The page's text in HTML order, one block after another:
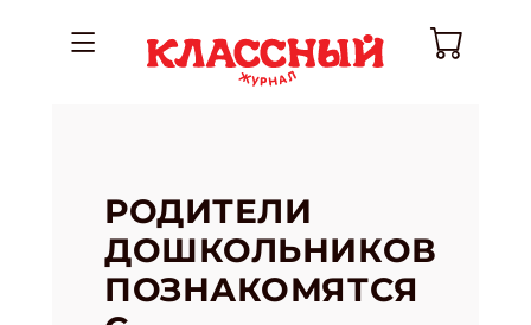
РОДИТЕЛИ
ДОШКОЛЬНИКОВ
ПОЗНАКОМЯТСЯ